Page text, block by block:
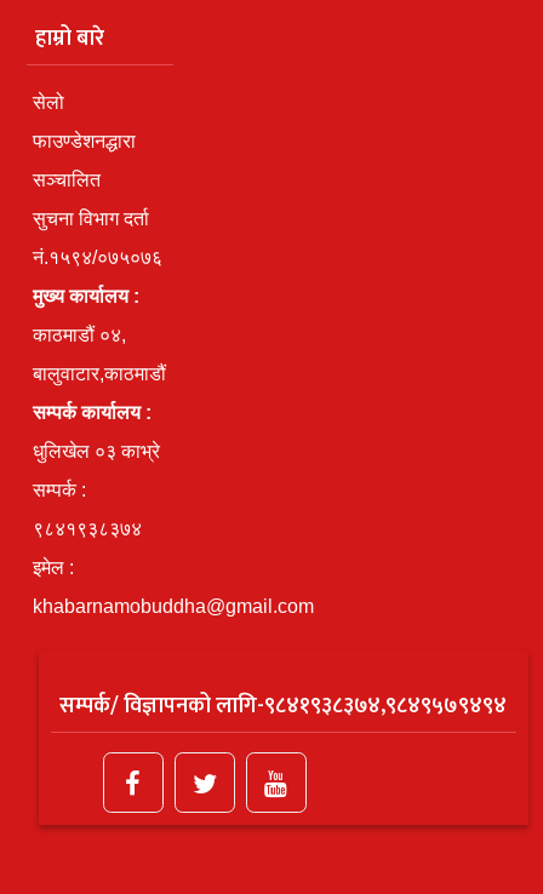
हाम्रो बारे
सेलो
फाउण्डेशनद्धारा
सञ्चालित
सुचना विभाग दर्ता
नं.१५९४/०७५०७६
मुख्य कार्यालय :
काठमाडौं ०४,
बालुवाटार,काठमाडौं
सम्पर्क कार्यालय :
धुलिखेल ०३ काभ्रे
सम्पर्क :
९८४१९३८३७४
इमेल :
khabarnamobuddha@gmail.com
सम्पर्क/ विज्ञापनको लागि-९८४१९३८३७४,९८४९५७९४९४